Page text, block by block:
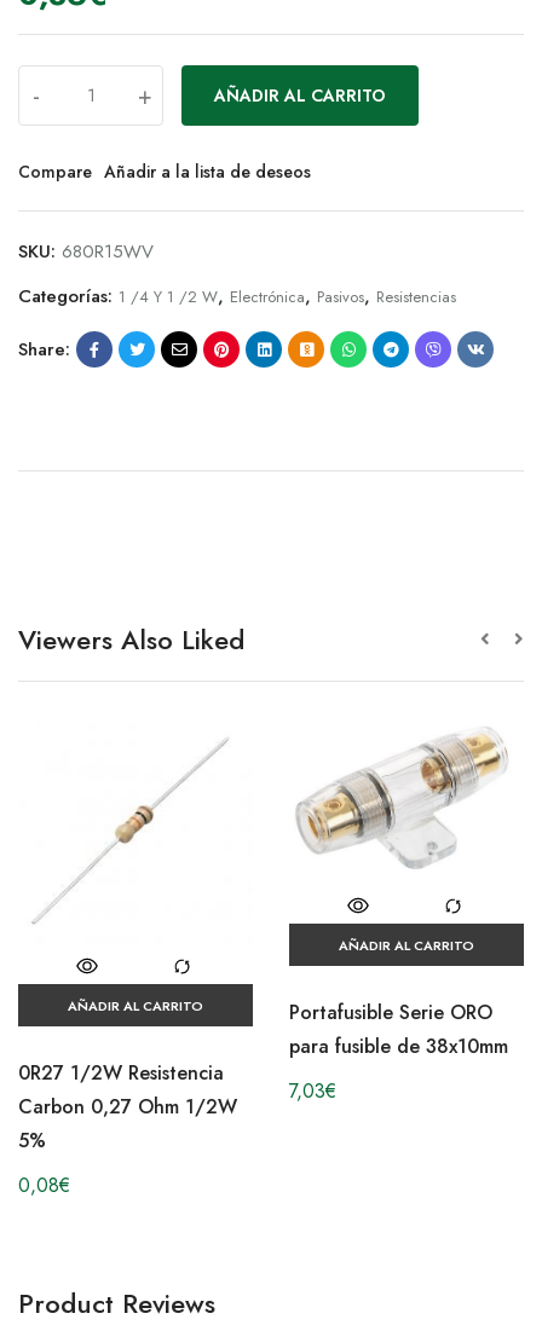
- + AÑADIR AL CARRITO
Compare Añadir a la lista de deseos
SKU: 680R15WV
Categorías: 1 /4 Y 1 /2 W, Electrónica, Pasivos, Resistencias
Share:
Viewers Also Liked
AÑADIR AL CARRITO
0R27 1/2W Resistencia
Carbon 0,27 Ohm 1/2W
5%
0,08€
AÑADIR AL CARRITO
Portafusible Serie ORO
para fusible de 38x10mm
7,03€
Product Reviews